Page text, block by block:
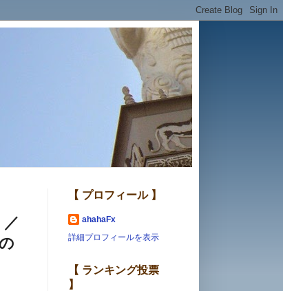
【 プロフィール 】
ahahaFx
詳細プロフィールを表示
【 ランキング投票
】